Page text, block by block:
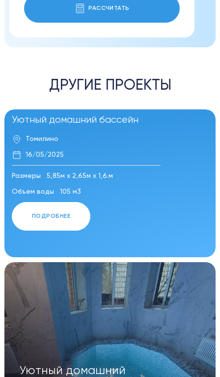
РАССЧИТАТЬ
ДРУГИЕ ПРОЕКТЫ
Уютный домашний бассейн
Томилино
16/05/2025
Размеры 5,85м х 2,65м х 1,6.м
Объем воды 105 м3
ПОДРОБНЕЕ
Уютный домашний